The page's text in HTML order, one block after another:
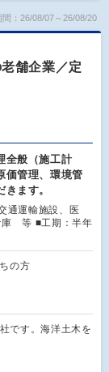
間：26/08/07～26/08/20
舗企業／定
全般（施工計
価管理、環境管
ます。
通運輸施設、医
庫 等 ■工期：半年
の方
です。海洋土木を